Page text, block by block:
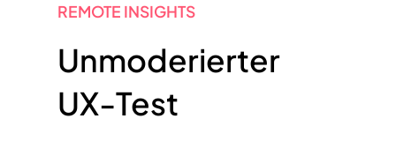
REMOTE INSIGHTS
Unmoderierter
UX-Test